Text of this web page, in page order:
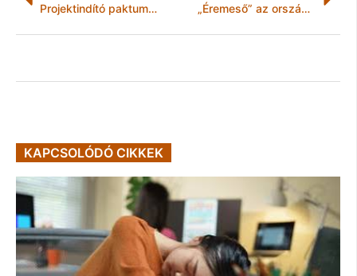
Projektindító paktumszervezeti ülést tartottak a Megyeházán „Éremeső” az országos elődöntőben
KAPCSOLÓDÓ CIKKEK